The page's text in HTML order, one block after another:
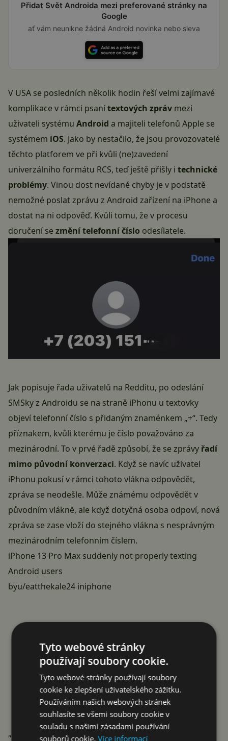
Přidat Svět Androida mezi preferované stránky na
Google
ať vám neunikne žádná Android novinka nebo sleva
V USA se posledních několik hodin řeší velmi zajímavé
komplikace v rámci psanítextových zpráv mezi
uživateli systému Android a majiteli telefonů Apple se
systémem iOS. Jako by nestačilo, že jsou provozovatelé
těchto platforem ve při kvůli (ne)zavedení
univerzálního formátu RCS, teď ještě přišly i technické
problémy. Vinou dost nevídané chyby je v podstatě
nemožné poslat zprávu z Android zařízení na iPhone a
dostat na ni odpověď. Kvůli tomu, že v procesu
doručení sezmění telefonní číslo odesílatele.
Jak popisuje řada uživatelů na Redditu, po odeslání
SMSky z Androidu se na straně iPhonu u textovky
objeví telefonní číslo s přidaným znaménkem „+“. Tedy
příznakem, kvůli kterému je číslo považováno za
mezinárodní. To v prvé řadě způsobí, že se zprávy řadí
mimo původní konverzaci. Když se navíc uživatel
iPhonu pokusí v rámci tohoto vlákna odpovědět,
zpráva se neodešle. Může známému odpovědět v
původním vlákně, ale když dotyčná osoba odpoví, nová
zpráva se zase vloží do stejného vlákna s nesprávným
mezinárodním telefonním číslem.
iPhone 13 Pro Max suddenly not properly texting
Android users
byu/eatthekale24 iniphone
„Dneska, když jsem psal kamarádce s Androidem, tak
Tyto webové stránky
používají soubory cookie.
Tyto webové stránky používají soubory
cookie ke zlepšení uživatelského zážitku.
Používáním našich webových stránek
souhlasíte se všemi soubory cookie v
souladu s našimi zásadami používání
souborů cookie.Více informací